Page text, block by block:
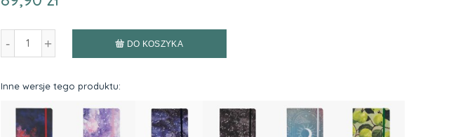
- + DO KOSZYKA
Inne wersje tego produktu: